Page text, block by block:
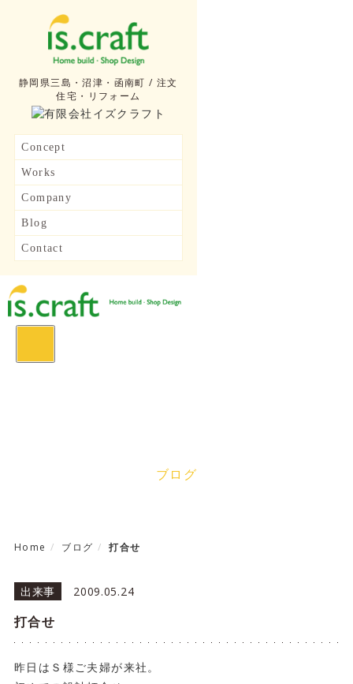
静岡県三島・沼津・函南町 / 注文
住宅・リフォーム
Concept
Works
Company
Blog
Contact
ブログ
Home ブログ 打合せ
出来事 2009.05.24
打合せ
昨日はＳ様ご夫婦が来社。